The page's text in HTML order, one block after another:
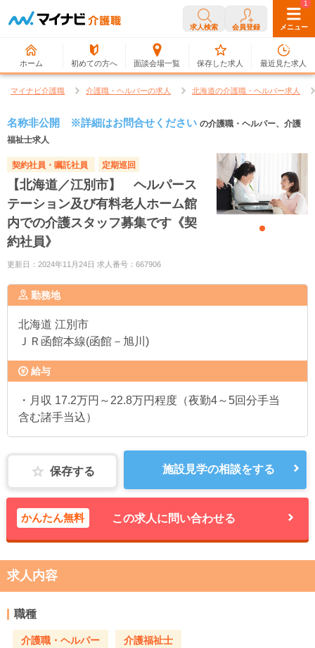
求人検索 会員登録 メニュー
ホーム 初めての方へ 面談会場一覧
0
保存した求人
1
最近見た求人
マイナビ介護職 介護職・ヘルパーの求人 北海道の介護職・ヘルパー求人
名称非公開 ※詳細はお問合せください の介護職・ヘルパー、介護
福祉士求人
契約社員・嘱託社員 定期巡回
【北海道／江別市】 ヘルパース
テーション及び有料老人ホーム館
内での介護スタッフ募集です《契
約社員》
更新日：2024年11月24日 求人番号：667906
勤務地
北海道 江別市
ＪＲ函館本線(函館－旭川)
給与
・月収 17.2万円～22.8万円程度（夜勤4～5回分手当
含む諸手当込）
保存する 施設見学の相談をする
かんたん無料 この求人に問い合わせる
求人内容
職種
介護職・ヘルパー 介護福祉士